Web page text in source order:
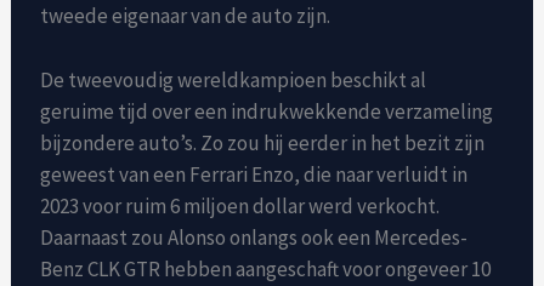
tweede eigenaar van de auto zijn.
De tweevoudig wereldkampioen beschikt al
geruime tijd over een indrukwekkende verzameling
bijzondere auto’s. Zo zou hij eerder in het bezit zijn
geweest van een Ferrari Enzo, die naar verluidt in
2023 voor ruim 6 miljoen dollar werd verkocht.
Daarnaast zou Alonso onlangs ook een Mercedes-
Benz CLK GTR hebben aangeschaft voor ongeveer 10